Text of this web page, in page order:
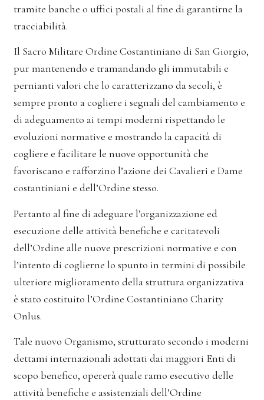
tramite banche o uffici postali al fine di garantirne la
tracciabilità.
Il Sacro Militare Ordine Costantiniano di San Giorgio,
pur mantenendo e tramandando gli immutabili e
pernianti valori che lo caratterizzano da secoli, è
sempre pronto a cogliere i segnali del cambiamento e
di adeguamento ai tempi moderni rispettando le
evoluzioni normative e mostrando la capacità di
cogliere e facilitare le nuove opportunità che
favoriscano e rafforzino l’azione dei Cavalieri e Dame
costantiniani e dell’Ordine stesso.
Pertanto al fine di adeguare l’organizzazione ed
esecuzione delle attività benefiche e caritatevoli
dell’Ordine alle nuove prescrizioni normative e con
l’intento di coglierne lo spunto in termini di possibile
ulteriore miglioramento della struttura organizzativa
è stato costituito l’Ordine Costantiniano Charity
Onlus.
Tale nuovo Organismo, strutturato secondo i moderni
dettami internazionali adottati dai maggiori Enti di
scopo benefico, opererà quale ramo esecutivo delle
attività benefiche e assistenziali dell’Ordine